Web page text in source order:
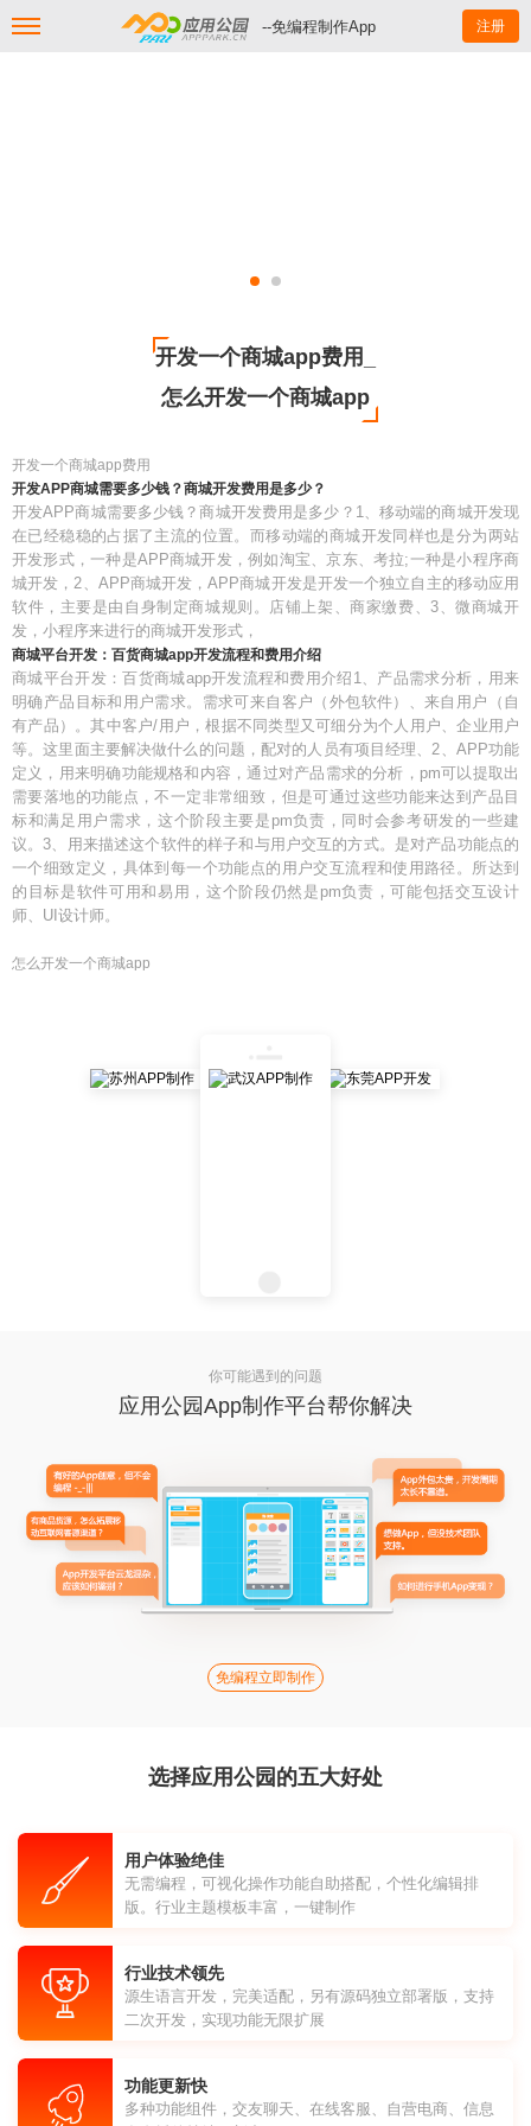
--免编程制作App 注册
开发一个商城app费用_
怎么开发一个商城app
开发一个商城app费用
开发APP商城需要多少钱？商城开发费用是多少？
开发APP商城需要多少钱？商城开发费用是多少？1、移动端的商城开发现
在已经稳稳的占据了主流的位置。而移动端的商城开发同样也是分为两站
开发形式，一种是APP商城开发，例如淘宝、京东、考拉;一种是小程序商
城开发，2、APP商城开发，APP商城开发是开发一个独立自主的移动应用
软件，主要是由自身制定商城规则。店铺上架、商家缴费、3、微商城开
发，小程序来进行的商城开发形式，
商城平台开发：百货商城app开发流程和费用介绍
商城平台开发：百货商城app开发流程和费用介绍1、产品需求分析，用来
明确产品目标和用户需求。需求可来自客户（外包软件）、来自用户（自
有产品）。其中客户/用户，根据不同类型又可细分为个人用户、企业用户
等。这里面主要解决做什么的问题，配对的人员有项目经理、2、APP功能
定义，用来明确功能规格和内容，通过对产品需求的分析，pm可以提取出
需要落地的功能点，不一定非常细致，但是可通过这些功能来达到产品目
标和满足用户需求，这个阶段主要是pm负责，同时会参考研发的一些建
议。3、用来描述这个软件的样子和与用户交互的方式。是对产品功能点的
一个细致定义，具体到每一个功能点的用户交互流程和使用路径。所达到
的目标是软件可用和易用，这个阶段仍然是pm负责，可能包括交互设计
师、UI设计师。
怎么开发一个商城app
你可能遇到的问题
应用公园App制作平台帮你解决
免编程立即制作
选择应用公园的五大好处
用户体验绝佳
无需编程，可视化操作功能自助搭配，个性化编辑排
版。行业主题模板丰富，一键制作
行业技术领先
源生语言开发，完美适配，另有源码独立部署版，支持
二次开发，实现功能无限扩展
功能更新快
多种功能组件，交友聊天、在线客服、自营电商、信息